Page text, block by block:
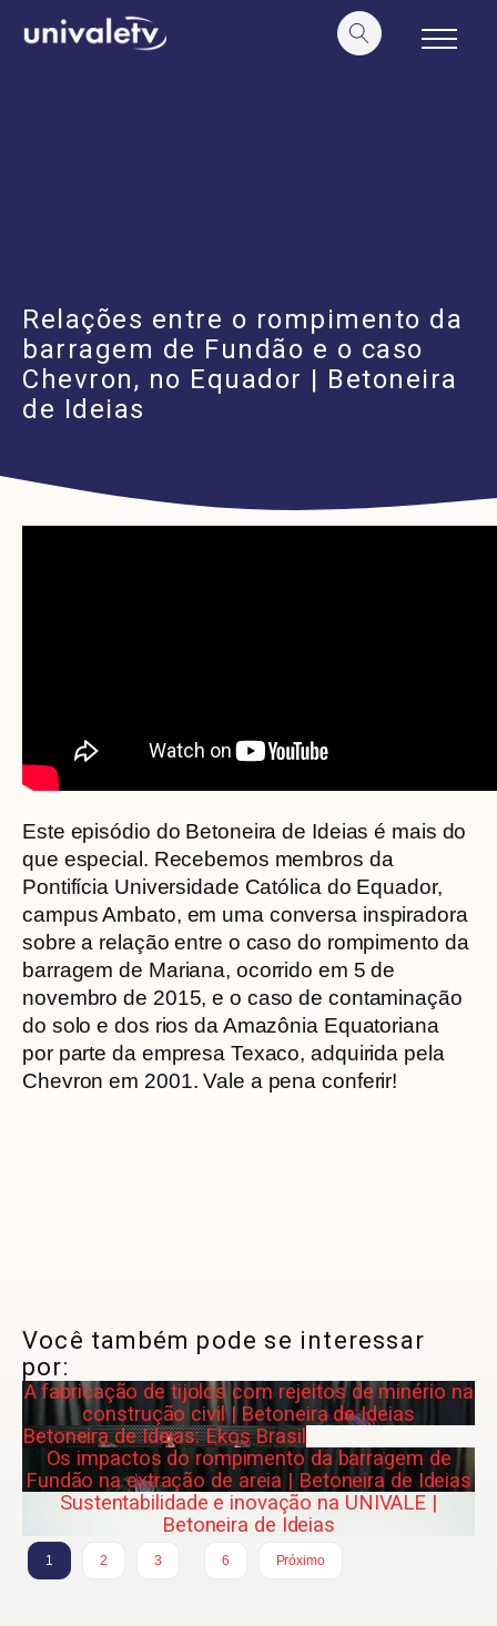
conteúdo
Relações entre o rompimento da
barragem de Fundão e o caso
Chevron, no Equador | Betoneira
de Ideias
Este episódio do Betoneira de Ideias é mais do
que especial. Recebemos membros da
Pontifícia Universidade Católica do Equador,
campus Ambato, em uma conversa inspiradora
sobre a relação entre o caso do rompimento da
barragem de Mariana, ocorrido em 5 de
novembro de 2015, e o caso de contaminação
do solo e dos rios da Amazônia Equatoriana
por parte da empresa Texaco, adquirida pela
Chevron em 2001. Vale a pena conferir!
Você também pode se interessar
por:
A fabricação de tijolos com rejeitos de minério na
construção civil | Betoneira de Ideias
Betoneira de Ideias: Ekos Brasil
Os impactos do rompimento da barragem de
Fundão na extração de areia | Betoneira de Ideias
Sustentabilidade e inovação na UNIVALE |
Betoneira de Ideias
1 2 3
6
Próximo